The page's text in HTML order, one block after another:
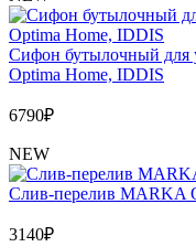
Сифон бутылочный для
Optima Home, IDDIS
6790₽
NEW
Слив-перелив MARKA
3140₽